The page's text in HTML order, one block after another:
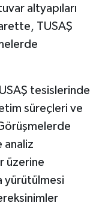
altyapıları
TUSAŞ
tesislerinde
süreçleri ve
analiz
üzerine
yürütülmesi